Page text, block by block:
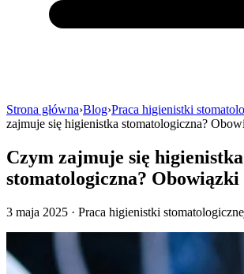
Strona główna›Blog›Praca higienistki
zajmuje się higienistka stomatologiczna?
Czym zajmuje się higienistka
stomatologiczna?
3 maja 2025 · Praca higienistki